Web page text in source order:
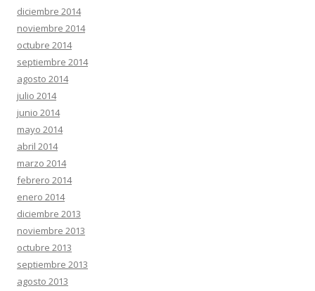
diciembre 2014
noviembre 2014
octubre 2014
septiembre 2014
agosto 2014
julio 2014
junio 2014
mayo 2014
abril 2014
marzo 2014
febrero 2014
enero 2014
diciembre 2013
noviembre 2013
octubre 2013
septiembre 2013
agosto 2013